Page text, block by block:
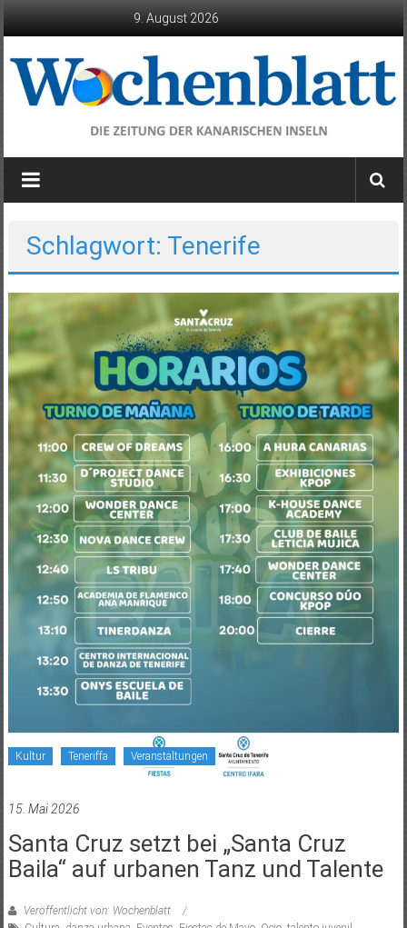
9. August 2026
Wochenblatt
die
Kanarischen
Inseln
Schlagwort: Tenerife
Kultur Teneriffa Veranstaltungen
15. Mai 2026
Santa Cruz setzt bei „Santa Cruz
Baila“ auf urbanen Tanz und Talente
Veröffentlicht von: Wochenblatt